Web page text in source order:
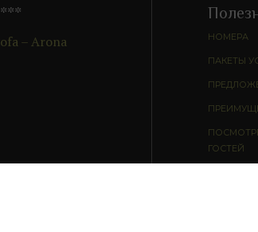
***
– Arona
НОМЕРА
ПАКЕТЫ
ГОСТЕЙ